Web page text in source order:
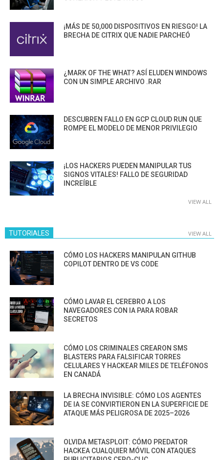
¡MÁS DE 50,000 DISPOSITIVOS EN RIESGO! LA
BRECHA DE CITRIX QUE NADIE PARCHEÓ
¿MARK OF THE WHAT? ASÍ ELUDEN WINDOWS
CON UN SIMPLE ARCHIVO .RAR
DESCUBREN FALLO EN GCP CLOUD RUN QUE
ROMPE EL MODELO DE MENOR PRIVILEGIO
¡LOS HACKERS PUEDEN MANIPULAR TUS
SIGNOS VITALES! FALLO DE SEGURIDAD
INCREÍBLE
VIEW ALL
TUTORIALES VIEW ALL
CÓMO LOS HACKERS MANIPULAN GITHUB
COPILOT DENTRO DE VS CODE
CÓMO LAVAR EL CEREBRO A LOS
NAVEGADORES CON IA PARA ROBAR
SECRETOS
CÓMO LOS CRIMINALES CREARON SMS
BLASTERS PARA FALSIFICAR TORRES
CELULARES Y HACKEAR MILES DE TELÉFONOS
EN CANADÁ
LA BRECHA INVISIBLE: CÓMO LOS AGENTES
DE IA SE CONVIRTIERON EN LA SUPERFICIE DE
ATAQUE MÁS PELIGROSA DE 2025–2026
OLVIDA METASPLOIT: CÓMO PREDATOR
HACKEA CUALQUIER MÓVIL CON ATAQUES